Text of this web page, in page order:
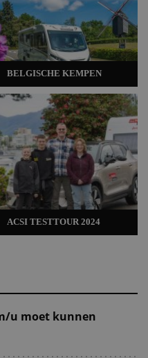
BELGISCHE KEMPEN
ACSI TESTTOUR 2024
u moet kunnen